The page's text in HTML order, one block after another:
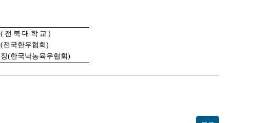
(전북대학교)
전국한우협회)
(한국낙농육우협회)